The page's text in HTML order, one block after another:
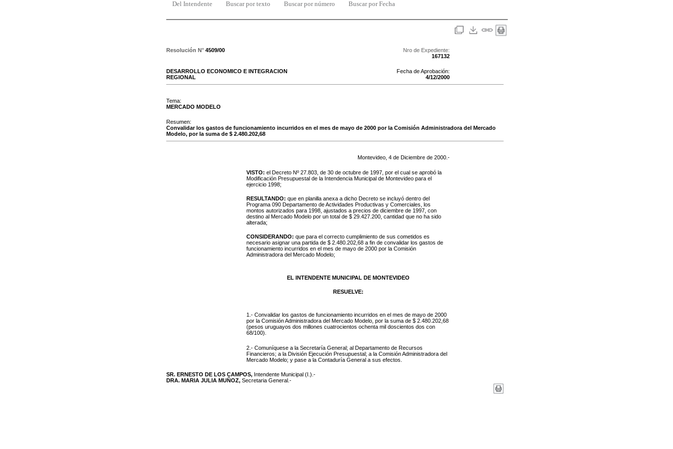
Del Intendente Buscar por texto Buscar por número Buscar por Fecha
Resolución N° 4509/00
Nro de Expediente:
167132
DESARROLLO ECONOMICO E INTEGRACION
REGIONAL
Fecha de Aprobación:
4/12/2000
Tema:
MERCADO MODELO
Resumen:
Convalidar los gastos de funcionamiento incurridos en el mes de mayo de 2000 por la Comisión Administradora del Mercado
Modelo, por la suma de $ 2.480.202,68
Montevideo, 4 de Diciembre de 2000 .-
VISTO: el Decreto Nº 27.803, de 30 de octubre de 1997, por el cual se aprobó la
Modificación Presupuestal de la Intendencia Municipal de Montevideo para el
ejercicio 1998;
RESULTANDO: que en planilla anexa a dicho Decreto se incluyó dentro del
Programa 090 Departamento de Actividades Productivas y Comerciales, los
montos autorizados para 1998, ajustados a precios de diciembre de 1997, con
destino al Mercado Modelo por un total de $ 29.427.200, cantidad que no ha sido
alterada;
CONSIDERANDO: que para el correcto cumplimiento de sus cometidos es
necesario asignar una partida de $ 2.480.202,68 a fin de convalidar los gastos de
funcionamiento incurridos en el mes de mayo de 2000 por la Comisión
Administradora del Mercado Modelo;
EL INTENDENTE MUNICIPAL DE MONTEVIDEO
RESUELVE:
1.- Convalidar los gastos de funcionamiento incurridos en el mes de mayo de 2000
por la Comisión Administradora del Mercado Modelo, por la suma de $ 2.480.202,68
(pesos uruguayos dos millones cuatrocientos ochenta mil doscientos dos con
68/100).
2.- Comuníquese a la Secretaría General; al Departamento de Recursos
Financieros; a la División Ejecución Presupuestal; a la Comisión Administradora del
Mercado Modelo; y pase a la Contaduría General a sus efectos.
SR. ERNESTO DE LOS CAMPOS, Intendente Municipal (I.).-
DRA. MARIA JULIA MUÑOZ, Secretaria General.-